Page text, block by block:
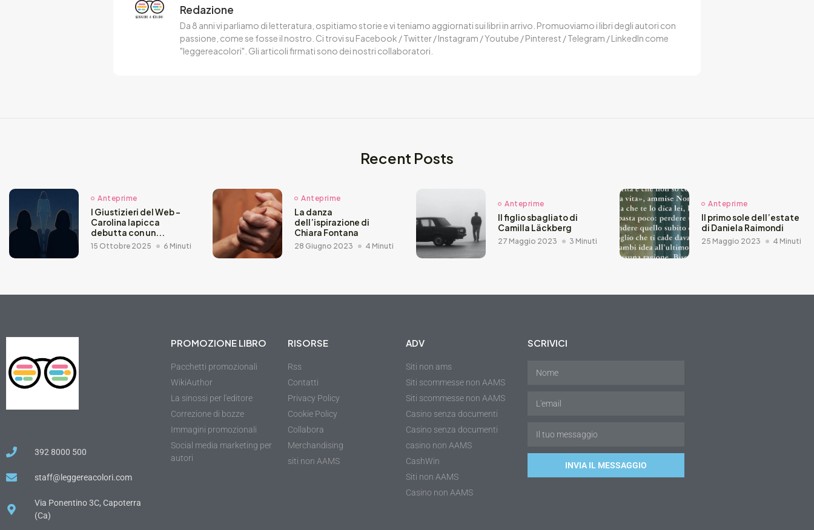
Redazione
Da 8 anni vi parliamo di letteratura, ospitiamo storie e vi teniamo aggiornati sui libri in arrivo. Promuoviamo i libri degli autori con
passione, come se fosse il nostro. Ci trovi su Facebook / Twitter / Instagram / Youtube / Pinterest / Telegram / LinkedIn come
"leggereacolori". Gli articoli firmati sono dei nostri collaboratori.
Recent Posts
Anteprime
I Giustizieri del Web –
Carolina Iapicca
debutta con un...
15 Ottobre 2025 6 Minuti
Anteprime
La danza
dell’ispirazione di
Chiara Fontana
28 Giugno 2023 4 Minuti
Anteprime
Il figlio sbagliato di
Camilla Läckberg
27 Maggio 2023 3 Minuti
Anteprime
Il primo sole dell’estate
di Daniela Raimondi
25 Maggio 2023 4 Minuti
392 8000 500
staff@leggereacolori.com
Via Ponentino 3C, Capoterra
(Ca)
PROMOZIONE LIBRO
Pacchetti promozionali
WikiAuthor
La sinossi per l'editore
Correzione di bozze
Immagini promozionali
Social media marketing per
autori
RISORSE
Rss
Contatti
Privacy Policy
Cookie Policy
Collabora
Merchandising
siti non AAMS
ADV
Siti non ams
Siti scommesse non AAMS
Siti scommesse non AAMS
Casino senza documenti
Casino senza documenti
casino non AAMS
CashWin
Siti non AAMS
Casino non AAMS
SCRIVICI
INVIA IL MESSAGGIO